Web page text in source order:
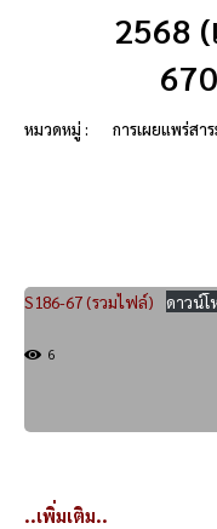
2568
หมวดหมู่ : การเผยแพร่ส
S186-67 (รวมไฟล์) ดาวน์โ
6
..เพิ่มเติม..